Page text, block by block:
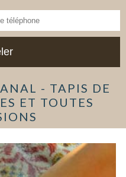
- TAPIS DE
ET TOUTES